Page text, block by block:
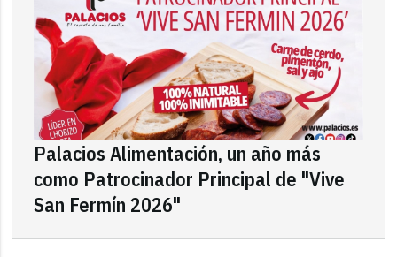
Palacios Alimentación, un año más
como Patrocinador Principal de "Vive
San Fermín 2026"